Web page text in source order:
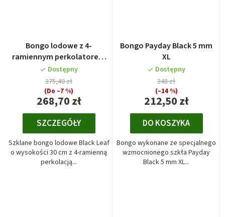
Bongo lodowe z 4-
ramiennym perkolatorem
Black Leaf
Dostępny
268,70 zł
275,40 zł
(Do –7 %)
SZCZEGÓŁY
Szklane bongo lodowe Black Leaf
o wysokości 30 cm z 4-ramienną
perkolacją...
Bongo Payday Black 5 mm
XL
Dostępny
212,50 zł
248 zł
(–14 %)
DO KOSZYKA
Bongo wykonane ze specjalnego
wzmocnionego szkła Payday
Black 5 mm XL...